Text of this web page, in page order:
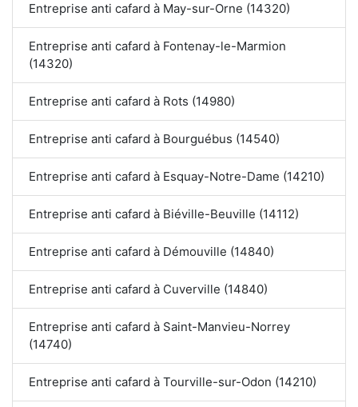
Entreprise anti cafard à May-sur-Orne (14320)
Entreprise anti cafard à Fontenay-le-Marmion
(14320)
Entreprise anti cafard à Rots (14980)
Entreprise anti cafard à Bourguébus (14540)
Entreprise anti cafard à Esquay-Notre-Dame (14210)
Entreprise anti cafard à Biéville-Beuville (14112)
Entreprise anti cafard à Démouville (14840)
Entreprise anti cafard à Cuverville (14840)
Entreprise anti cafard à Saint-Manvieu-Norrey
(14740)
Entreprise anti cafard à Tourville-sur-Odon (14210)